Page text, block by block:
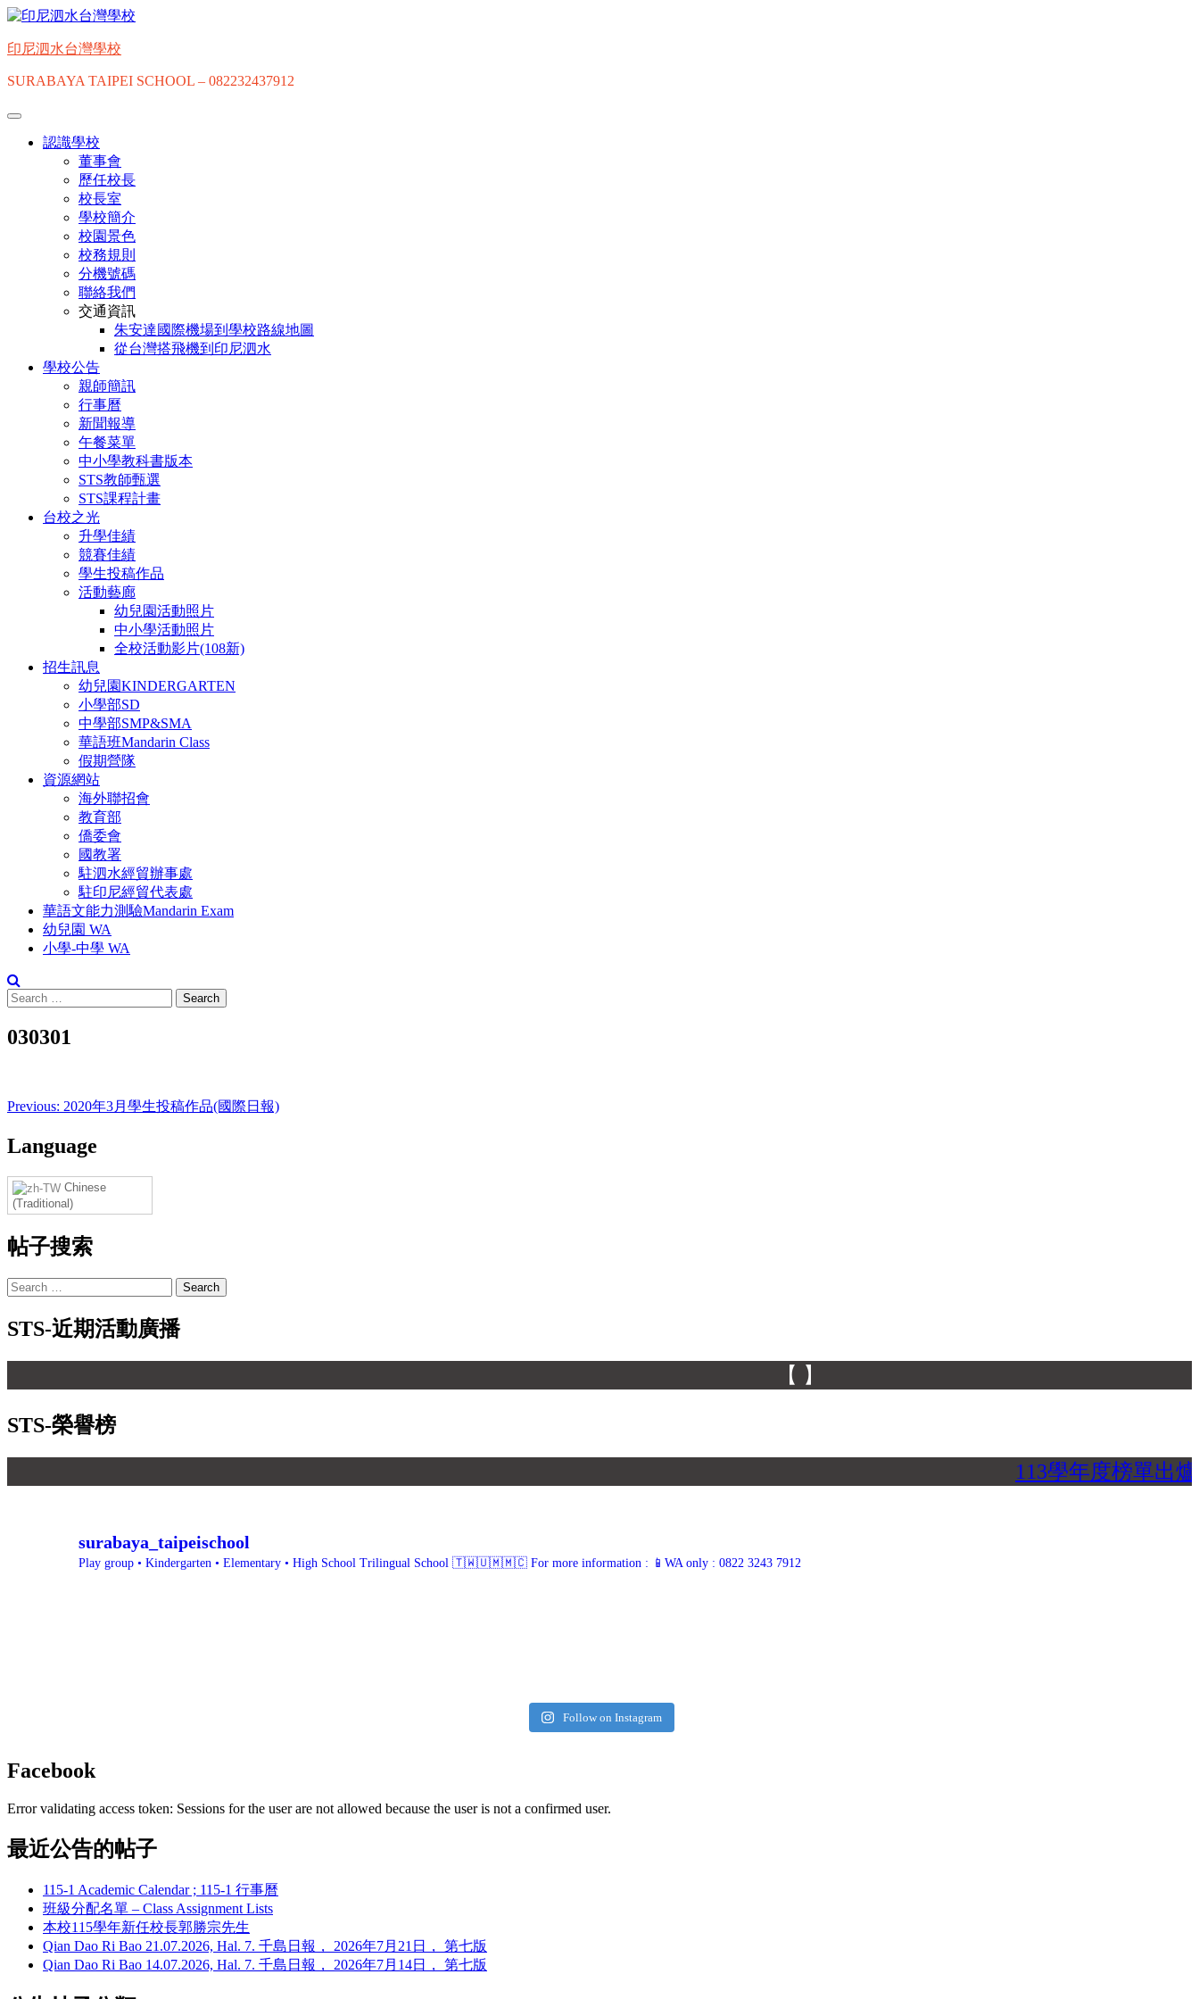
Skip
content
印尼泗水台灣學校
SURABAYA TAIPEI SCHOOL – 082232437912
認識學校
董事會
歷任校長
校長室
學校簡介
校園景色
校務規則
分機號碼
聯絡我們
交通資訊
朱安達國際機場到學校路線地圖
從台灣搭飛機到印尼泗水
學校公告
親師簡訊
行事曆
新聞報導
午餐菜單
中小學教科書版本
STS教師甄選
STS課程計畫
台校之光
升學佳績
競賽佳績
學生投稿作品
活動藝廊
幼兒園活動照片
中小學活動照片
全校活動影片(108新)
招生訊息
幼兒園KINDERGARTEN
小學部SD
中學部SMP&SMA
華語班Mandarin Class
假期營隊
資源網站
海外聯招會
教育部
僑委會
國教署
駐泗水經貿辦事處
駐印尼經貿代表處
華語文能力測驗Mandarin Exam
幼兒園 WA
小學-中學 WA
Search
for:
030301
Post
Previous: 2020年3月學生投稿作品(國際日報)
Language
Chinese
(Traditional)
帖子搜索
Search
for:
STS-近期活動廣播
【 】
STS-榮譽榜
113學年度榜單出
surabaya_taipeischool
Play group • Kindergarten • Elementary • High School Trilingual School 🇹🇼🇺🇲🇲🇨 For more information : 📱WA only : 0822 3243 7912
Follow on Instagram
Facebook
Error validating access token: Sessions for the user are not allowed because the user is not a confirmed user.
最近公告的帖子
115-1 Academic Calendar ; 115-1 行事曆
班級分配名單 – Class Assignment Lists
本校115學年新任校長郭勝宗先生
Qian Dao Ri Bao 21.07.2026, Hal. 7. 千島日報， 2026年7月21日， 第七版
Qian Dao Ri Bao 14.07.2026, Hal. 7. 千島日報， 2026年7月14日， 第七版